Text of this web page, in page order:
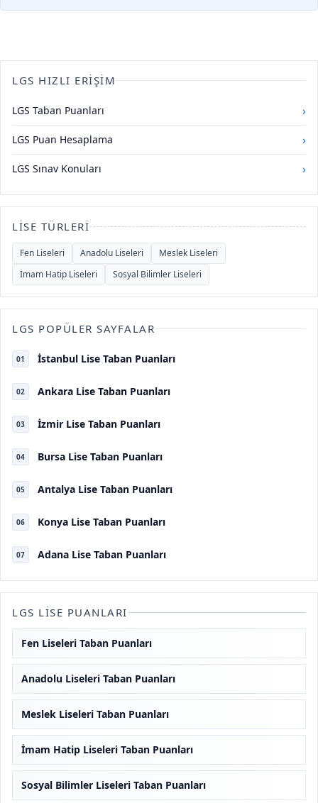
LGS HIZLI ERIŞIM
LGS Taban Puanları ›
LGS Puan Hesaplama ›
LGS Sınav Konuları ›
LISE TÜRLERI
Fen Liseleri Anadolu Liseleri
Meslek Liseleri
İmam Hatip Liseleri
Sosyal Bilimler Liseleri
LGS POPÜLER SAYFALAR
01 İstanbul Lise Taban Puanları
02 Ankara Lise Taban Puanları
03 İzmir Lise Taban Puanları
04 Bursa Lise Taban Puanları
05 Antalya Lise Taban Puanları
06 Konya Lise Taban Puanları
07 Adana Lise Taban Puanları
LGS LISE PUANLARI
Fen Liseleri Taban Puanları
Anadolu Liseleri Taban Puanları
Meslek Liseleri Taban Puanları
İmam Hatip Liseleri Taban Puanları
Sosyal Bilimler Liseleri Taban Puanları